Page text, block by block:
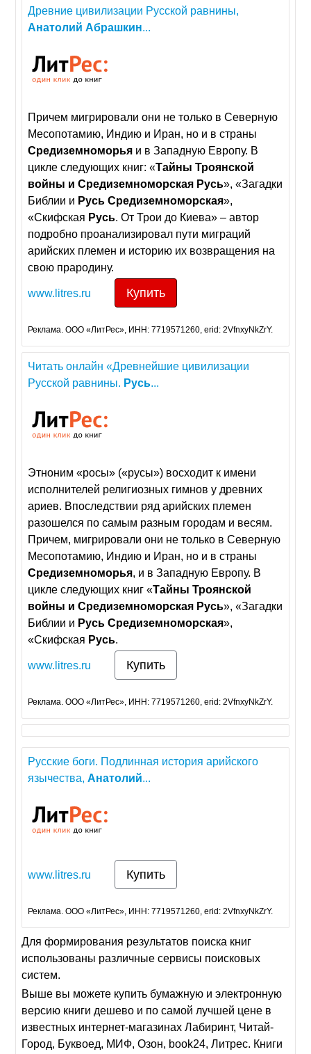
Древние цивилизации Русской равнины,
Анатолий Абрашкин...
Причем мигрировали они не только в Северную
Месопотамию, Индию и Иран, но и в страны
Средиземноморья и в Западную Европу. В
цикле следующих книг: «Тайны Троянской
войны и Средиземноморская Русь», «Загадки
Библии и Русь Средиземноморская»,
«Скифская Русь. От Трои до Киева» – автор
подробно проанализировал пути миграций
арийских племен и историю их возвращения на
свою прародину.
www.litres.ru Купить
Реклама. ООО «ЛитРес», ИНН: 7719571260, erid: 2VfnxyNkZrY.
Читать онлайн «Древнейшие цивилизации
Русской равнины. Русь...
Этноним «росы» («русы») восходит к имени
исполнителей религиозных гимнов у древних
ариев. Впоследствии ряд арийских племен
разошелся по самым разным городам и весям.
Причем, мигрировали они не только в Северную
Месопотамию, Индию и Иран, но и в страны
Средиземноморья, и в Западную Европу. В
цикле следующих книг «Тайны Троянской
войны и Средиземноморская Русь», «Загадки
Библии и Русь Средиземноморская»,
«Скифская Русь.
www.litres.ru Купить
Реклама. ООО «ЛитРес», ИНН: 7719571260, erid: 2VfnxyNkZrY.
Русские боги. Подлинная история арийского
язычества,Анатолий...
www.litres.ru Купить
Реклама. ООО «ЛитРес», ИНН: 7719571260, erid: 2VfnxyNkZrY.
Для формирования результатов поиска книг
использованы различные сервисы поисковых
систем.
Выше вы можете купить бумажную и электронную
версию книги дешево и по самой лучшей цене в
известных интернет-магазинах Лабиринт, Читай-
Город, Буквоед, МИФ, Озон, book24, Литрес. Книги